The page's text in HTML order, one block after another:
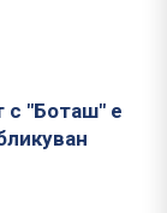
с "Боташ" е